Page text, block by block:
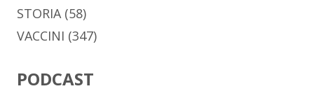
STORIA (58)
VACCINI (347)
PODCAST